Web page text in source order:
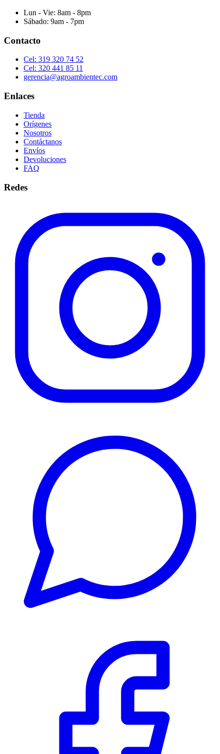
Lun - Vie: 8am - 8pm
Sábado: 9am - 7pm
Contacto
Cel: 319 320 74 52
Cel: 320 441 85 11
gerencia@agroambientec.com
Enlaces
Tienda
Orígenes
Nosotros
Contáctanos
Envíos
Devoluciones
FAQ
Redes